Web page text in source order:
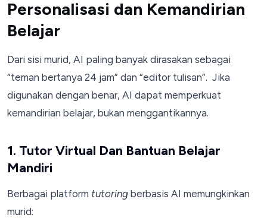
Personalisasi dan Kemandirian
Belajar
Dari sisi murid, AI paling banyak dirasakan sebagai
“teman bertanya 24 jam” dan “editor tulisan”. Jika
digunakan dengan benar, AI dapat memperkuat
kemandirian belajar, bukan menggantikannya.
1. Tutor Virtual Dan Bantuan Belajar
Mandiri
Berbagai platform tutoring berbasis AI memungkinkan
murid: